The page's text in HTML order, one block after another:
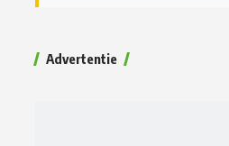
Advertentie